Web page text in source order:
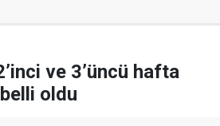
ve 3’üncü hafta
oldu